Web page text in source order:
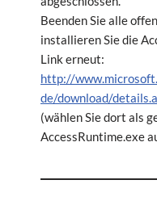
Beenden Sie alle
installieren Sie die
Link erneut:
http://
de/download/
(wählen Sie dort als
AccessRuntime.exe